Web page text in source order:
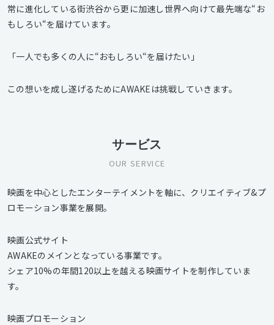
常に進化している街渋谷から更に加速し世界へ向けて最先端な“お
もしろい“を届けています。
「一人でも多くの人に“おもしろい“を届けたい」
この想いを成し遂げるためにAWAKEは挑戦していきます。
サービス
OUR SERVICE
映画を中心としたエンターテイメントを軸に、クリエイティブ&プ
ロモーション事業を展開。
映画公式サイト
AWAKEのメインとなっている事業です。
シェア10%の年間120以上を越える映画サイトを制作していま
す。
映画プロモーション